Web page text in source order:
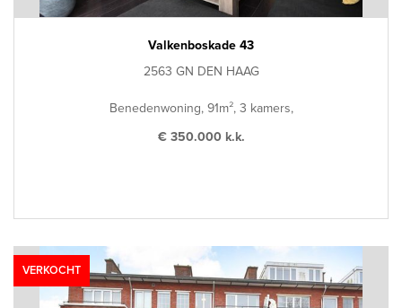
Valkenboskade 43
2563 GN DEN HAAG
Benedenwoning, 91m², 3 kamers,
€ 350.000 k.k.
VERKOCHT